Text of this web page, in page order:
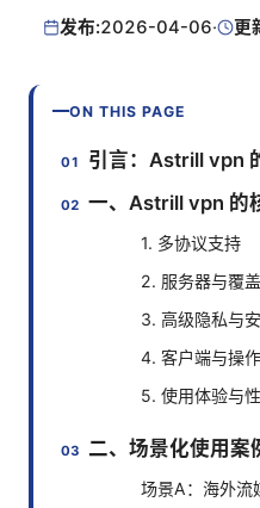
发布:2026-04-06· 更
ON THIS PAGE
引言：Astrill vpn
一、Astrill vpn 的
1. 多协议支持
2. 服务器与覆
3. 高级隐私与
4. 客户端与操
5. 使用体验与
二、场景化使用案
场景A：海外流